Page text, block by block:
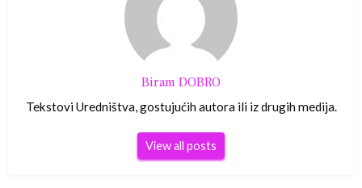
Biram DOBRO
Tekstovi Uredništva, gostujućih autora ili iz drugih medija.
View all posts